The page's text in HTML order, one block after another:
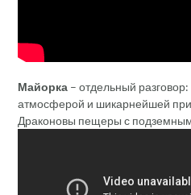
Майорка – отдельный
атмосферой и шикарнейшей
Драконовы пещеры с